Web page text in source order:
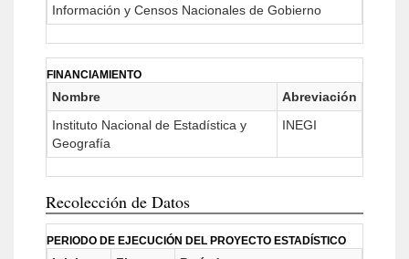
Información y Censos Nacionales de Gobierno
FINANCIAMIENTO
Nombre
Abreviación
Instituto Nacional de Estadística y
Geografía
INEGI
Recolección de Datos
PERIODO DE EJECUCIÓN DEL PROYECTO ESTADÍSTICO